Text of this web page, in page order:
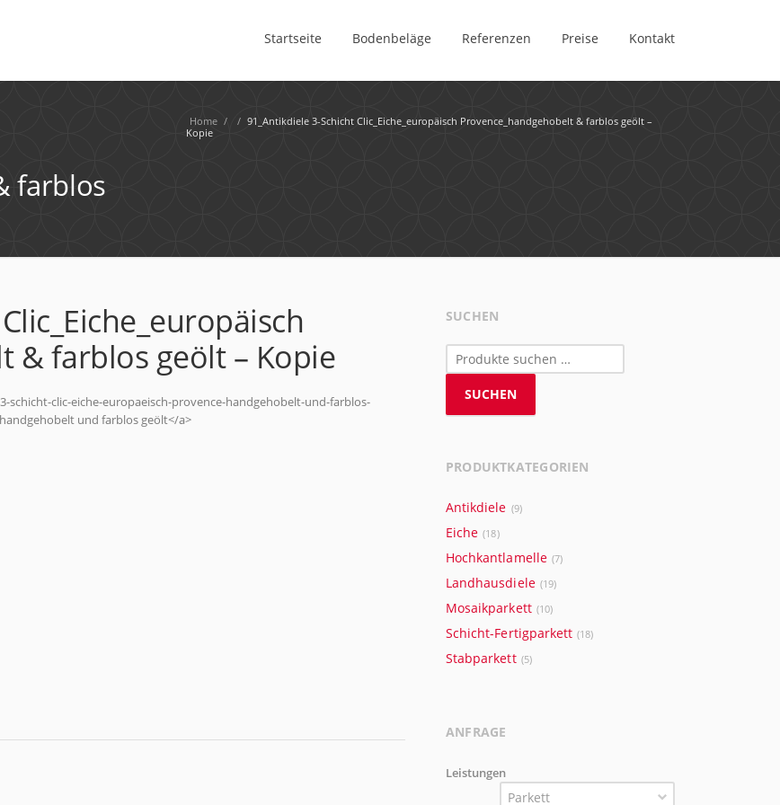
Startseite Bodenbeläge Referenzen Preise Kontakt
Home / / 91_Antikdiele 3-Schicht Clic_Eiche_europäisch Provence_handgehobelt & farblos geölt –
Kopie
farblos
& farblos geölt – Kopie
clic-eiche-europaeisch-provence-handgehobelt-und-farblos-
und farblos geölt</a>
SUCHEN
Suchen
nach:
SUCHEN
PRODUKTKATEGORIEN
Antikdiele (9)
Eiche (18)
Hochkantlamelle (7)
Landhausdiele (19)
Mosaikparkett (10)
Schicht-Fertigparkett (18)
Stabparkett (5)
ANFRAGE
Leistungen
Parkett